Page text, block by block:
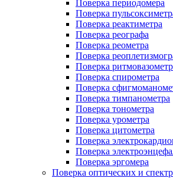
Поверка периодомера
Поверка
Поверка реактиметра
Поверка реографа
Поверка реометра
Поверка
Поверка
Поверка спирометра
Поверка
Поверка тимпанометра
Поверка тонометра
Поверка урометра
Поверка цитометра
Поверка
Поверка
Поверка эргомера
Поверка оптических и